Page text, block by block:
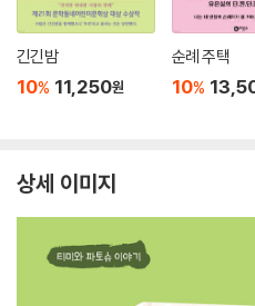
긴긴밤
10% 11,250원
순례 주택
10%
상세 이미지